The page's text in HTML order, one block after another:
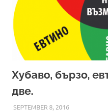
Хубаво, бързо,
две.
SEPTEMBER 8, 2016ADMIN